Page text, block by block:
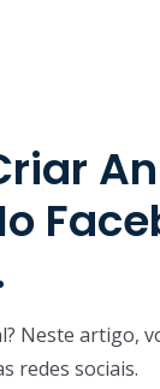
Neste artigo,
redes sociais.